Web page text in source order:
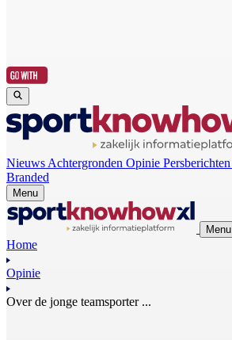
Nieuws Achtergronden Opinie Persberichten
Branded
Menu
Menu
Home
Opinie
Over de jonge teamsporter ...